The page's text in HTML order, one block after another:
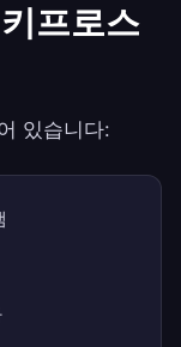
프로스
있습니다: